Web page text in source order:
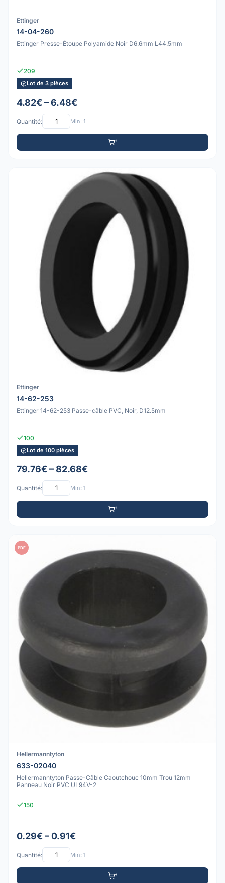
Ettinger
14-04-260
Ettinger Presse-Étoupe Polyamide Noir D6.6mm L44.5mm
209
Lot de 3 pièces
4.82€ – 6.48€
Quantité: Min: 1
Ettinger
14-62-253
Ettinger 14-62-253 Passe-câble PVC, Noir, D12.5mm
100
Lot de 100 pièces
79.76€ – 82.68€
Quantité: Min: 1
PDF
Hellermanntyton
633-02040
Hellermanntyton Passe-Câble Caoutchouc 10mm Trou 12mm
Panneau Noir PVC UL94V-2
150
0.29€ – 0.91€
Quantité: Min: 1